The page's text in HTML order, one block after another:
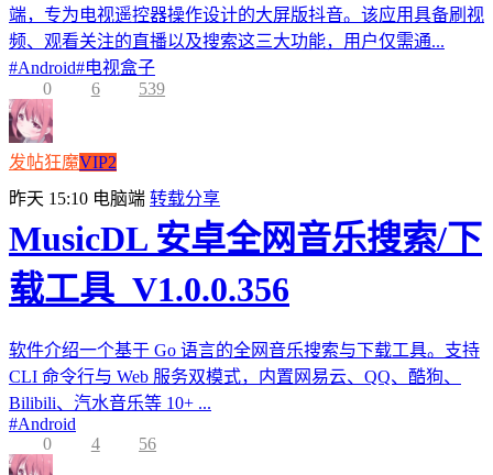
端，专为电视遥控器操作设计的大屏版抖音。该应用具备刷视
频、观看关注的直播以及搜索这三大功能，用户仅需通...
#Android#电视盒子
0
6 539
发帖狂魔VIP2
昨天 15:10 电脑端 转载分享
MusicDL 安卓全网音乐搜索/下
载工具_V1.0.0.356
软件介绍一个基于 Go 语言的全网音乐搜索与下载工具。支持
CLI 命令行与 Web 服务双模式，内置网易云、QQ、酷狗、
Bilibili、汽水音乐等 10+ ...
#Android
0
4 56